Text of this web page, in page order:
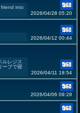
into
2026/04/28 05:20
2026/04/12 00:44
ルレジス
ープで寝
2026/04/11 18:54
2026/04/06 09:28